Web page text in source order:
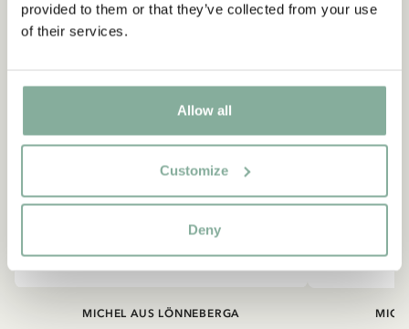
provided to them or that they’ve collected from your use
of their services.
Allow all
Customize
Deny
MICHEL AUS LÖNNEBERGA